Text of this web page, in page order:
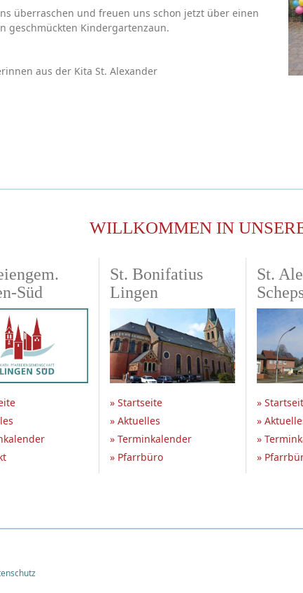
überraschen und freuen uns schon jetzt über einen
geschmückten Kindergartenzaun.
aus der Kita St. Alexander
WILLKOMMEN IN
Süd
St. Bonifatius
Lingen
» Startseite
» Aktuelles
» Terminkalender
» Pfarrbüro
St.
»
»
»
»